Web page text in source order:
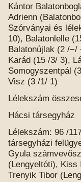
Kántor
Adrienn
Szórványai és
10), Balatonlelle
Balatonújlak (2 /−/
Karád (15 /3/ 3),
Somogyszentpál
Visz (3 /1/ 1)
Lélekszám
Hácsi társegyház
Lélekszám: 96 /
társegyházi
Gyula
(Lengyeltóti), Kiss
Trenyik Tibor